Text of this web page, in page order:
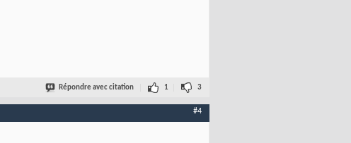
Répondre avec citation 1 3
#4